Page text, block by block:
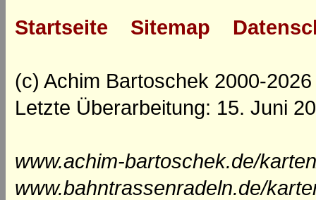
Startseite Sitemap
(c) Achim Bartoschek 2000-2026
Letzte Überarbeitung: 15. Juni
www.achim-bartoschek.de/
www.bahntrassenradeln.de/